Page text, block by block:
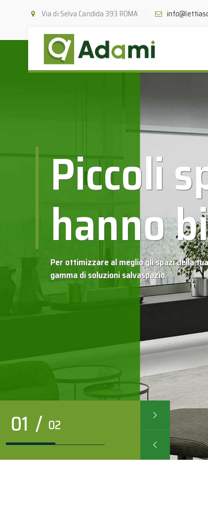
Via di Selva Candida 393 ROMA
01
Per ottimizzare al meglio gli spazi della
gamma di soluzioni salvaspazio.
Piccoli
hanno
02
/